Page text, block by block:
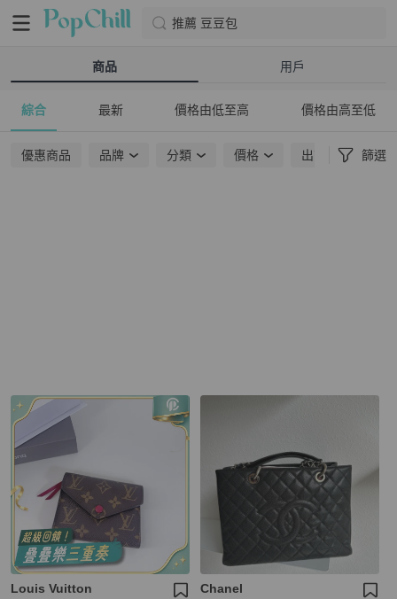
推薦 豆豆包
商品 用戶
綜合 最新 價格由低至高 價格由高至低
優惠商品 品牌 分類 價格 出貨地點 篩選
Louis Vuitton Chanel